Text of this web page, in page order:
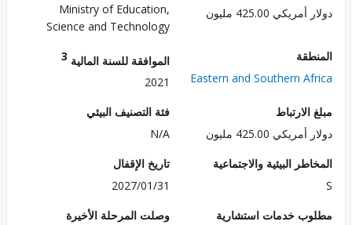
425.00 مليون
Ministry of Education,
Science and Technology
Eastern and Southern
الموافقة للسنة المالية3
2021
425.00 مليون
فئة التصنيف البيئي
N/A
البيئية والاجتماعية
تاريخ الإقفال
2027/01/31
خدمات استشارية
وصلت المرحلة الأخيرة